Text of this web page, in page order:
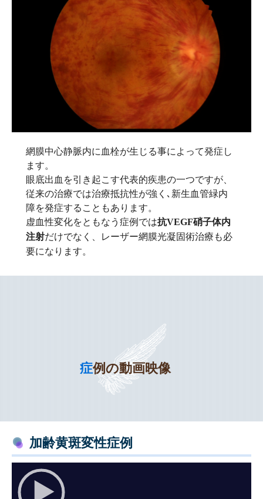
網膜中心静脈内に血栓が生じる事によって発症し
ます。
眼底出血を引き起こす代表的疾患の一つですが、
従来の治療では治療抵抗性が強く､新生血管緑内
障を発症することもあります。
虚血性変化をともなう症例では抗VEGF硝子体内
注射だけでなく、レーザー網膜光凝固術治療も必
要になります。
症例の動画映像
加齢黄斑変性症例